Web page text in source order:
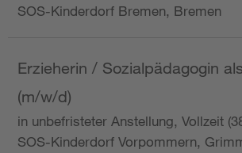
SOS-Kinderdorf Bremen, Bremen
Erzieherin / Sozialpädagogin
(m/w/d)
in unbefristeter Anstellung, Vollzeit
SOS-Kinderdorf Vorpommern,